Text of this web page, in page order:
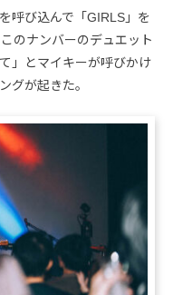
呼び込んで「GIRLS」を
のナンバーのデュエット
」とマイキーが呼びかけ
グが起きた。